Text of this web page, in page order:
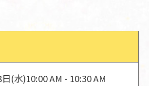
(水)10:00 AM - 10:30 AM